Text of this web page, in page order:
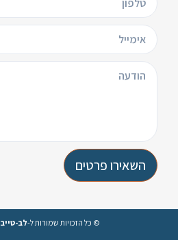
השאירו פרטים
© כל הזכויות שמורות ל-לב-טייב